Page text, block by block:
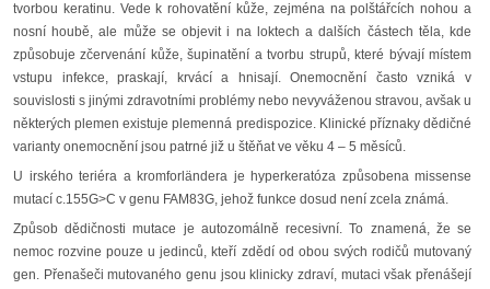
tvorbou keratinu. Vede k rohovatění kůže, zejména na polštářcích nohou a
nosní houbě, ale může se objevit i na loktech a dalších částech těla, kde
způsobuje zčervenání kůže, šupinatění a tvorbu strupů, které bývají místem
vstupu infekce, praskají, krvácí a hnisají. Onemocnění často vzniká v
souvislosti s jinými zdravotními problémy nebo nevyváženou stravou, avšak u
některých plemen existuje plemenná predispozice. Klinické příznaky dědičné
varianty onemocnění jsou patrné již u štěňat ve věku 4 – 5 měsíců.
U irského teriéra a kromforländera je hyperkeratóza způsobena missense
mutací c.155G>C v genu FAM83G, jehož funkce dosud není zcela známá.
Způsob dědičnosti mutace je autozomálně recesivní. To znamená, že se
nemoc rozvine pouze u jedinců, kteří zdědí od obou svých rodičů mutovaný
gen. Přenašeči mutovaného genu jsou klinicky zdraví, mutaci však přenášejí